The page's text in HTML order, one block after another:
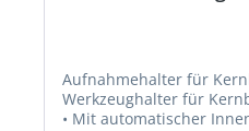
Aufnahmehalter für
Werkzeughalter für
• Mit automatischer